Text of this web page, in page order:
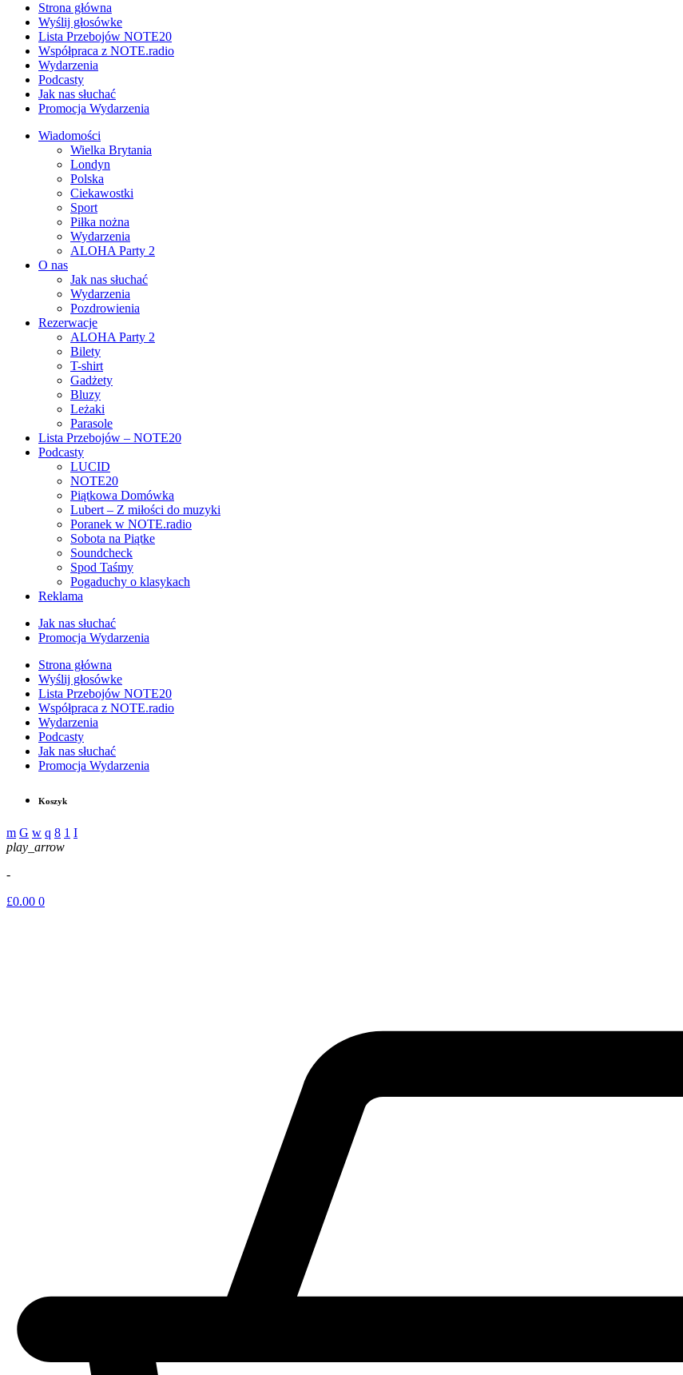
Strona główna
Wyślij głosówke
Lista Przebojów NOTE20
Współpraca z NOTE.radio
Wydarzenia
Podcasty
Jak nas słuchać
Promocja Wydarzenia
Wiadomości
Wielka Brytania
Londyn
Polska
Ciekawostki
Sport
Piłka nożna
Wydarzenia
ALOHA Party 2
O nas
Jak nas słuchać
Wydarzenia
Pozdrowienia
Rezerwacje
ALOHA Party 2
Bilety
T-shirt
Gadżety
Bluzy
Leżaki
Parasole
Lista Przebojów – NOTE20
Podcasty
LUCID
NOTE20
Piątkowa Domówka
Lubert – Z miłości do muzyki
Poranek w NOTE.radio
Sobota na Piątke
Soundcheck
Spod Taśmy
Pogaduchy o klasykach
Reklama
Jak nas słuchać
Promocja Wydarzenia
Strona główna
Wyślij głosówke
Lista Przebojów NOTE20
Współpraca z NOTE.radio
Wydarzenia
Podcasty
Jak nas słuchać
Promocja Wydarzenia
Koszyk
play_arrow
-
£0.00 0